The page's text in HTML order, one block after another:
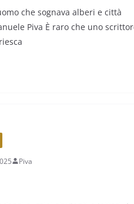
che sognava alberi e città
Piva È raro che uno
Piva